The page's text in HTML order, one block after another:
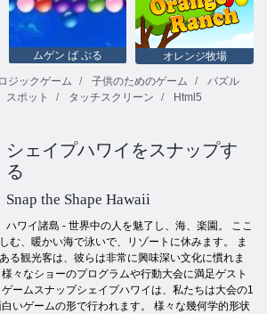
ムゲン ば ぶる
オレンジ牧場
ロジックゲーム 子供のためのゲーム
パズル
スポット タッチスクリーン
Html5
シェイプハワイをスナップす
る
Snap the Shape Hawaii
ハワイ諸島 - 世界中の人を魅了し、海、楽園。 ここ
む、暖かい海で泳いで、リゾートに休みます。 ま
る観光客は、彼らは非常に興味深い文化に慣れま
々なショーのプログラムや行動大会に満足ゲスト
ームスナップシェイプハワイは、私たちは大会の1
いゲームの形で行われます。 様々な幾何学的形状